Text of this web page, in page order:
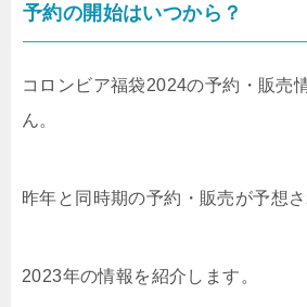
予約の開始はいつから？
コロンビア福袋2024の予約・販売
ん。
昨年と同時期の予約・販売が予想さ
2023年の情報を紹介します。